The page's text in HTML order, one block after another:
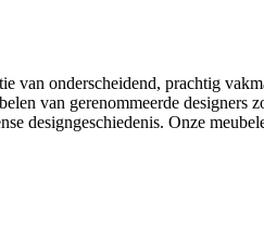
van onderscheidend, prachtig
van gerenommeerde designers
designgeschiedenis. Onze